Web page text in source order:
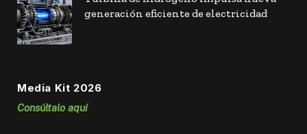
generación eficiente de electricidad
Media Kit 2026
Consúltalo aquí